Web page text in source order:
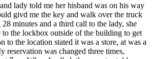
lady told me her hisband was on his way
givd me the key and walk over the truck
minutes and a third call to the lady, she
to the lockbox outside of the building to get
to the location stated it was a store, at was a
reservation was changed three times,